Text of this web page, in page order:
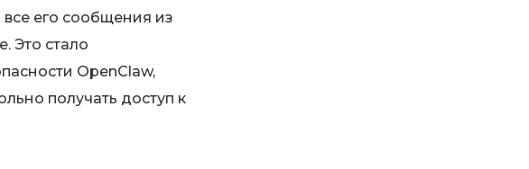
его сообщения из
Это стало
OpenClaw,
получать доступ к